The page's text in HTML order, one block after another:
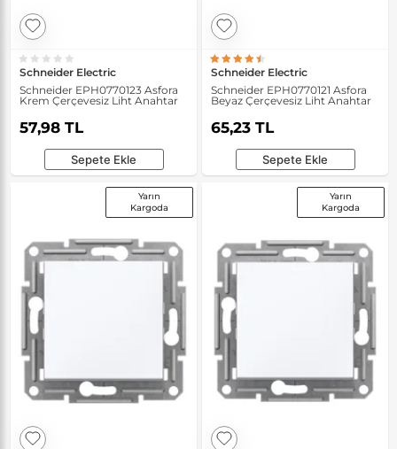
Schneider Electric
Schneider EPH0770123 Asfora
Krem Çerçevesiz Liht Anahtar
57,98 TL
Sepete Ekle
Schneider Electric
Schneider EPH0770121 Asfora
Beyaz Çerçevesiz Liht Anahtar
65,23 TL
Sepete Ekle
Yarın
Kargoda
Yarın
Kargoda